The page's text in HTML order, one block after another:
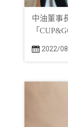
中油董事
「
2022/